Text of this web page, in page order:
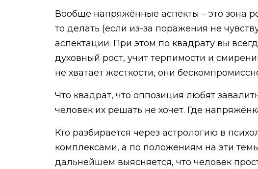
Вообще напряжённые аспекты – это зона
то делать (если из-за поражения не
аспектации. При этом по квадрату вы
духовный рост, учит терпимости и
не хватает жесткости, они
Что квадрат, что оппозиция любят
человек их решать не хочет. Где
Кто разбирается через астрологию в
комплексами, а по положениям на эти
дальнейшем выясняется, что человек